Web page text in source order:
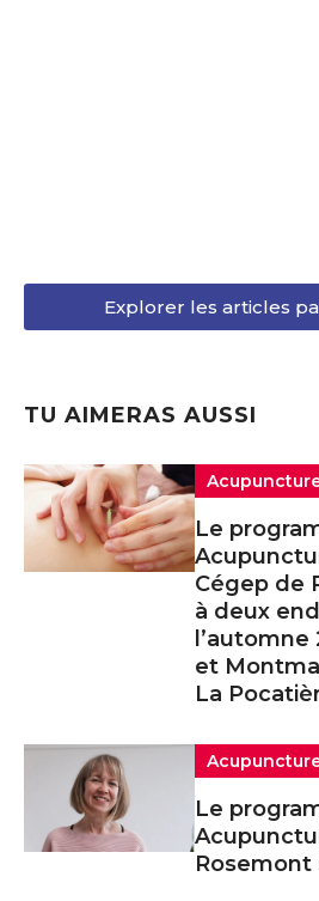
Explorer les articles
TU AIMERAS AUSSI
Le
Cégep de
à deux
l’automne
et
La
Le
Rosemont